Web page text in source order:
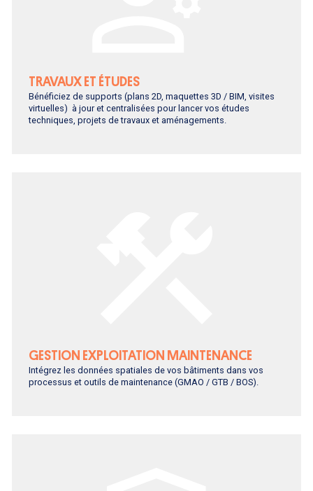
TRAVAUX ET ÉTUDES
Bénéficiez de supports (plans 2D, maquettes 3D / BIM, visites
virtuelles) à jour et centralisées pour lancer vos études
techniques, projets de travaux et aménagements.
GESTION EXPLOITATION MAINTENANCE
Intégrez les données spatiales de vos bâtiments dans vos
processus et outils de maintenance (GMAO / GTB / BOS).